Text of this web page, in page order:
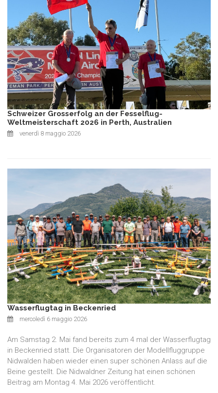
Schweizer Grosserfolg an der Fesselflug-
Weltmeisterschaft 2026 in Perth, Australien
venerdì 8 maggio 2026
Wasserflugtag in Beckenried
mercoledì 6 maggio 2026
Am Samstag 2. Mai fand bereits zum 4 mal der Wasserflugtag
in Beckenried statt. Die Organisatoren der Modellfluggruppe
Nidwalden haben wieder einen super schönen Anlass auf die
Beine gestellt. Die Nidwaldner Zeitung hat einen schönen
Beitrag am Montag 4. Mai 2026 veröffentlicht.